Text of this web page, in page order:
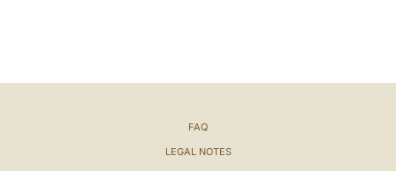
FAQ
LEGAL NOTES